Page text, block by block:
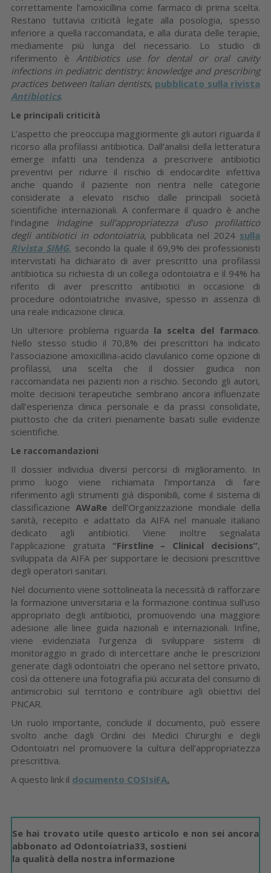
correttamente l’amoxicillina come farmaco di prima scelta.
Restano tuttavia criticità legate alla posologia, spesso
inferiore a quella raccomandata, e alla durata delle terapie,
mediamente più lunga del necessario. Lo studio di
riferimento è Antibiotics use for dental or oral cavity
infections in pediatric dentistry: knowledge and prescribing
practices between Italian dentists, pubblicato sulla rivista
Antibiotics.
Le principali criticità
L’aspetto che preoccupa maggiormente gli autori riguarda il
ricorso alla profilassi antibiotica. Dall’analisi della letteratura
emerge infatti una tendenza a prescrivere antibiotici
preventivi per ridurre il rischio di endocardite infettiva
anche quando il paziente non rientra nelle categorie
considerate a elevato rischio dalle principali società
scientifiche internazionali. A confermare il quadro è anche
l’indagine Indagine sull’appropriatezza d’uso profilattico
degli antibiotici in odontoiatria, pubblicata nel 2024 sulla
Rivista SIMG, secondo la quale il 69,9% dei professionisti
intervistati ha dichiarato di aver prescritto una profilassi
antibiotica su richiesta di un collega odontoiatra e il 94% ha
riferito di aver prescritto antibiotici in occasione di
procedure odontoiatriche invasive, spesso in assenza di
una reale indicazione clinica.
Un ulteriore problema riguarda la scelta del farmaco.
Nello stesso studio il 70,8% dei prescrittori ha indicato
l’associazione amoxicillina-acido clavulanico come opzione di
profilassi, una scelta che il dossier giudica non
raccomandata nei pazienti non a rischio. Secondo gli autori,
molte decisioni terapeutiche sembrano ancora influenzate
dall’esperienza clinica personale e da prassi consolidate,
piuttosto che da criteri pienamente basati sulle evidenze
scientifiche.
Le raccomandazioni
Il dossier individua diversi percorsi di miglioramento. In
primo luogo viene richiamata l’importanza di fare
riferimento agli strumenti già disponibili, come il sistema di
classificazione AWaRedell’Organizzazione mondiale della
sanità, recepito e adattato da AIFA nel manuale italiano
dedicato agli antibiotici. Viene inoltre segnalata
l’applicazione gratuita “Firstline – Clinical decisions”,
sviluppata da AIFA per supportare le decisioni prescrittive
degli operatori sanitari.
Nel documento viene sottolineata la necessità di rafforzare
la formazione universitaria e la formazione continua sull’uso
appropriato degli antibiotici, promuovendo una maggiore
adesione alle linee guida nazionali e internazionali. Infine,
viene evidenziata l’urgenza di sviluppare sistemi di
monitoraggio in grado di intercettare anche le prescrizioni
generate dagli odontoiatri che operano nel settore privato,
così da ottenere una fotografia più accurata del consumo di
antimicrobici sul territorio e contribuire agli obiettivi del
PNCAR.
Un ruolo importante, conclude il documento, può essere
svolto anche dagli Ordini dei Medici Chirurghi e degli
Odontoiatri nel promuovere la cultura dell’appropriatezza
prescrittiva.
A questo link il documento COSIsiFA.
Se hai trovato utile questo articolo e non sei ancora
abbonato ad Odontoiatria33, sostieni
la qualità della nostra informazione